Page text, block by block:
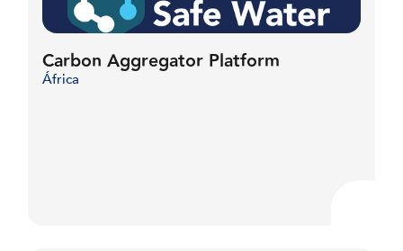
Carbon Aggregator Platform
África